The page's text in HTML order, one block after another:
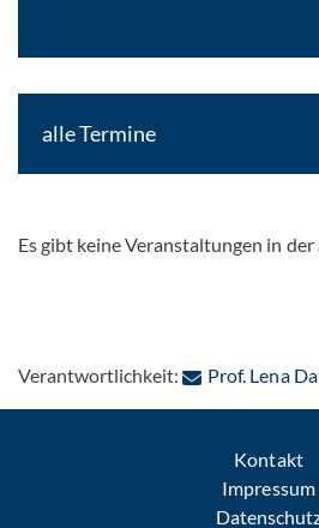
alle Termine
Es gibt keine Veranstaltungen in
Verantwortlichkeit: Prof. Lena
Kontakt
Impressum